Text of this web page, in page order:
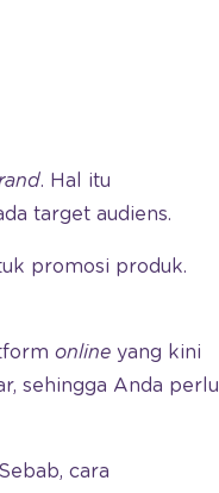
. Hal itu
target audiens.
promosi produk.
online yang kini
sehingga Anda perlu
cara